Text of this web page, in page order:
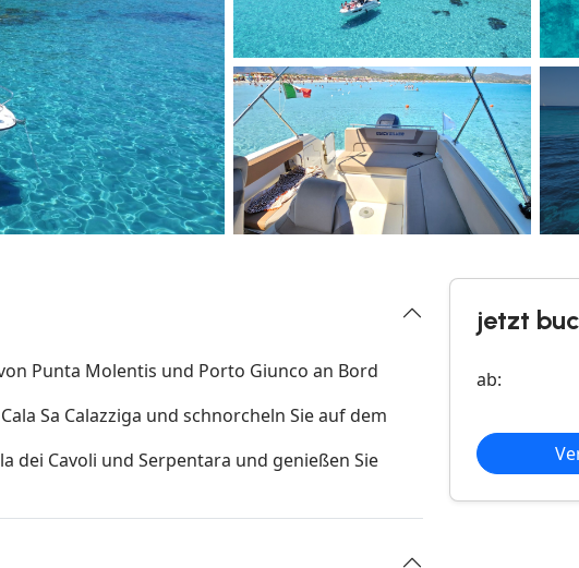
Punta Molentis und Porto Giunco an Bord
Sa Calazziga und schnorcheln Sie auf dem
dei Cavoli und Serpentara und genießen Sie
jetzt
ab: